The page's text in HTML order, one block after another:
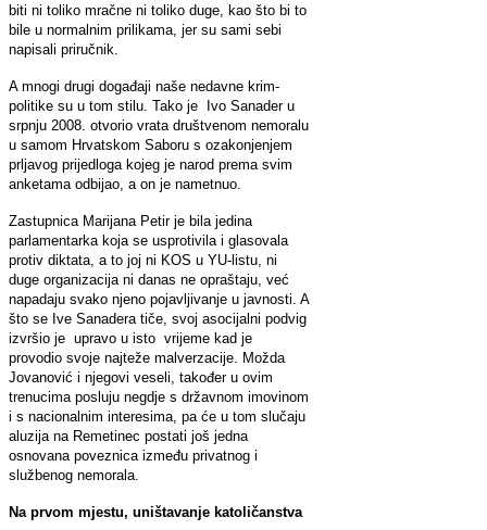
biti ni toliko mračne ni toliko duge, kao što bi to
bile u normalnim prilikama, jer su sami sebi
napisali priručnik.
A mnogi drugi događaji naše nedavne krim-
politike su u tom stilu. Tako je Ivo Sanader u
srpnju 2008. otvorio vrata društvenom nemoralu
u samom Hrvatskom Saboru s ozakonjenjem
prljavog prijedloga kojeg je narod prema svim
anketama odbijao, a on je nametnuo.
Zastupnica Marijana Petir je bila jedina
parlamentarka koja se usprotivila i glasovala
protiv diktata, a to joj ni KOS u YU-listu, ni
duge organizacija ni danas ne opraštaju, već
napadaju svako njeno pojavljivanje u javnosti. A
što se Ive Sanadera tiče, svoj asocijalni podvig
izvršio je upravo u isto vrijeme kad je
provodio svoje najteže malverzacije. Možda
Jovanović i njegovi veseli, također u ovim
trenucima posluju negdje s državnom imovinom
i s nacionalnim interesima, pa će u tom slučaju
aluzija na Remetinec postati još jedna
osnovana poveznica između privatnog i
službenog nemorala.
Na prvom mjestu, uništavanje katoličanstva